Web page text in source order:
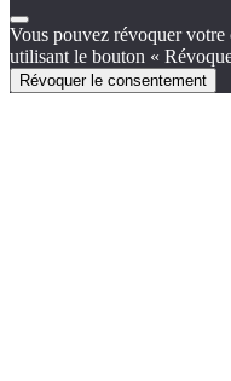
Vous pouvez révoquer votre
utilisant le bouton «
Révoquer le consentement